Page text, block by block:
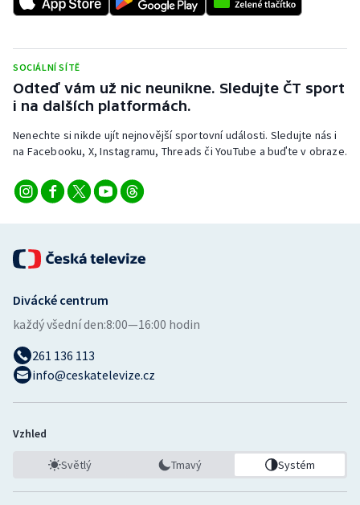
Short track
Sportovní střelba
Stolní tenis
Triatlon
Vodní slalom
Ostatní
SOCIÁLNÍ SÍTĚ
Odteď vám už nic neunikne. Sledujte ČT sport
i na dalších platformách.
Nenechte si nikde ujít nejnovější sportovní události. Sledujte nás i
na Facebooku, X, Instagramu, Threads či YouTube a buďte v obraze.
Divácké centrum
každý všední den:8:00—16:00 hodin
261 136 113
info@ceskatelevize.cz
Vzhled
Světlý Tmavý Systém